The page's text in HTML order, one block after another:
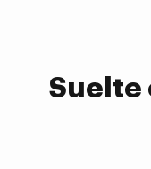
Suelte